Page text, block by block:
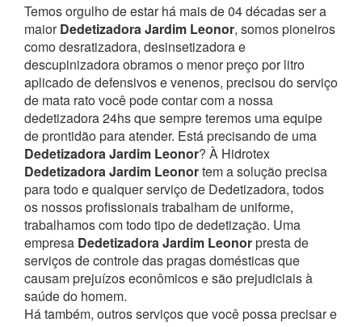
Temos orgulho de estar há mais de 04 décadas ser a
maiorDedetizadora Jardim Leonor, somos pioneiros
como desratizadora, desinsetizadora e
descupinizadora obramos o menor preço por litro
aplicado de defensivos e venenos, precisou do serviço
de mata rato você pode contar com a nossa
dedetizadora 24hs que sempre teremos uma equipe
de prontidão para atender. Está precisando de uma
Dedetizadora Jardim Leonor? À Hidrotex
Dedetizadora Jardim Leonortem a solução precisa
para todo e qualquer serviço de Dedetizadora, todos
os nossos profissionais trabalham de uniforme,
trabalhamos com todo tipo de dedetização. Uma
empresa Dedetizadora Jardim Leonorpresta de
serviços de controle das pragas domésticas que
causam prejuízos econômicos e são prejudiciais à
saúde do homem.
Há também, outros serviços que você possa precisar e